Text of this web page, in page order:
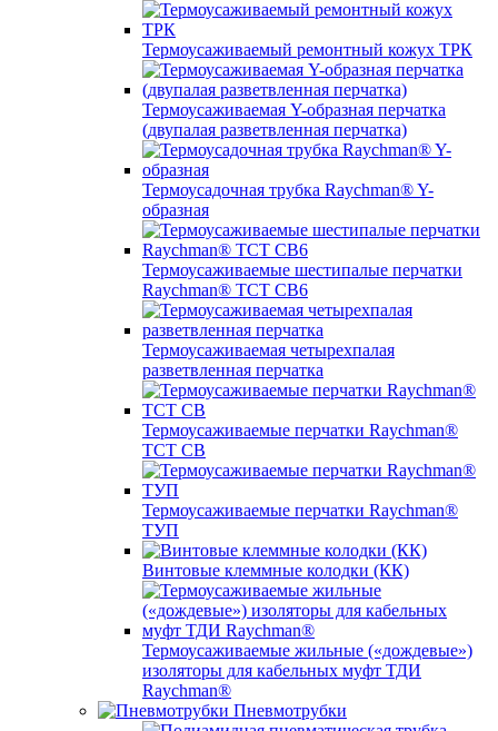
Термоусаживаемый ремонтный кожух ТРК
Термоусаживаемая Y-образная перчатка
(двупалая разветвленная перчатка)
Термоусадочная трубка Raychman® Y-
образная
Термоусаживаемые шестипалые перчатки
Raychman® ТСТ СВ6
Термоусаживаемая четырехпалая
разветвленная перчатка
Термоусаживаемые перчатки Raychman®
TCT CB
Термоусаживаемые перчатки Raychman®
ТУП
Винтовые клеммные колодки (КК)
Термоусаживаемые жильные («дождевые»)
изоляторы для кабельных муфт ТДИ
Raychman®
Пневмотрубки